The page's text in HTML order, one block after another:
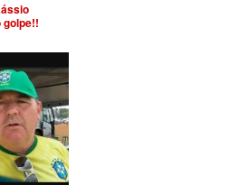
golpe!!